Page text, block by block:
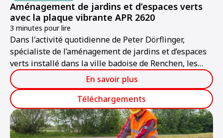
Aménagement de jardins et d’espaces verts
avec la plaque vibrante APR 2620
3 minutes pour lire
Dans l'activité quotidienne de Peter Dörflinger,
spécialiste de l’aménagement de jardins et d’espaces
verts installé dans la ville badoise de Renchen, les
travaux de compactage sur les surfaces les plus
variées jouent un rôle important.
En savoir plus
Téléchargements